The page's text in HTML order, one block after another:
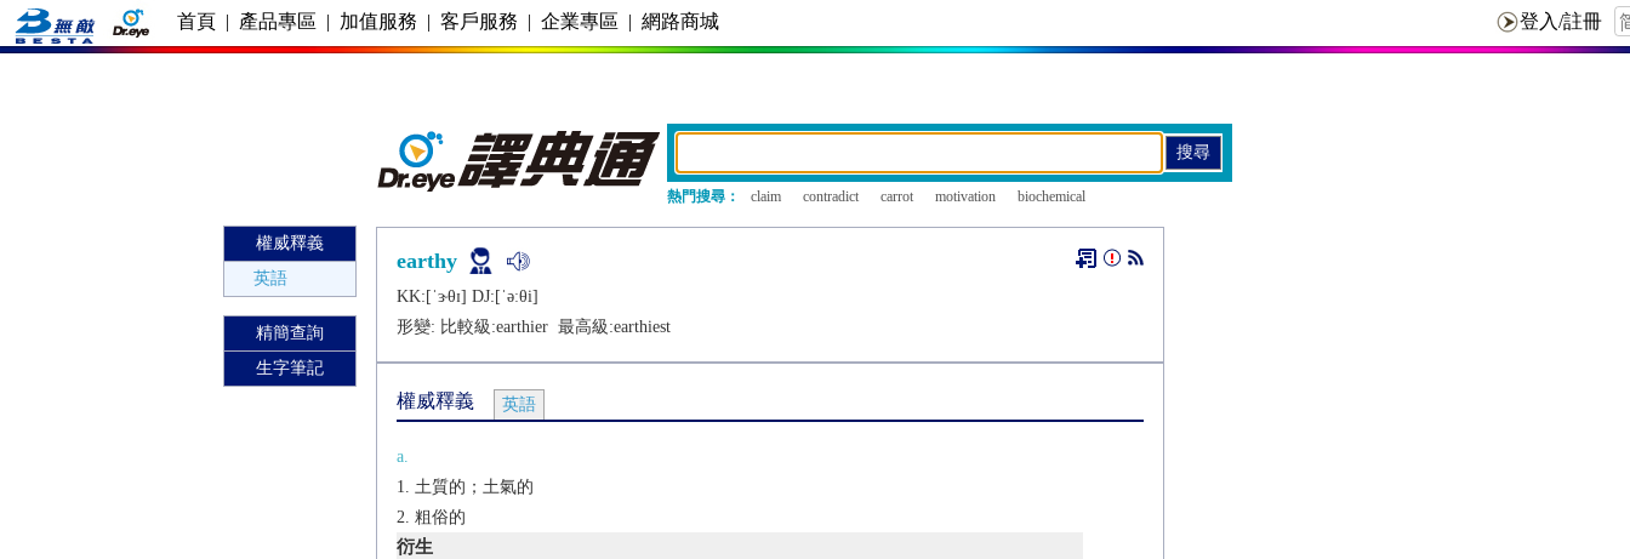
首頁 | 產品專區 | 加值服務 | 客戶服務 | 企業專區 | 網路商城
熱門搜尋： claim contradict carrot motivation biochemical
權威釋義
英語
精簡查詢
生字筆記
earthy
KK:[ˈɝθɪ] DJ:[ˈǝːθi]
形變: 比較級:earthier最高級:earthiest
權威釋義 英語
a.
土質的；土氣的
粗俗的
衍生